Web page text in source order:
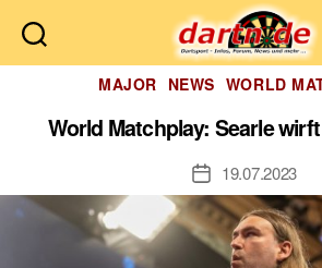
Dartn.de
MAJOR NEWS WORLD
World Matchplay: Searle
19.07.2023